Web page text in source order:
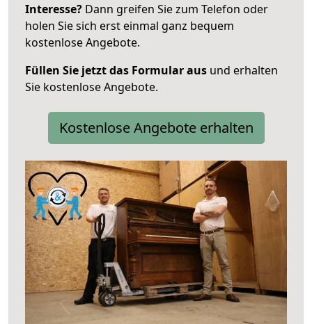
Interesse? Dann greifen Sie zum Telefon oder
holen Sie sich erst einmal ganz bequem
kostenlose Angebote.
Füllen Sie jetzt das Formular aus und erhalten
Sie kostenlose Angebote.
Kostenlose Angebote erhalten